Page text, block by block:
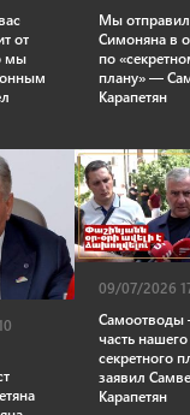
от
мы
Мы
Симоняна в
по
плану» —
Карапетян
09/07/2026
Самоотводы
часть нашего
секретного
заявил
Карапетян